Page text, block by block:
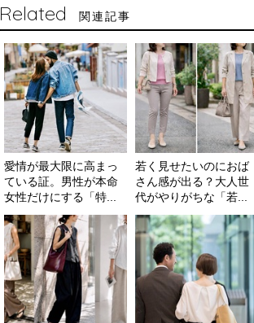
Related 関連記事
愛情が最大限に高まっ
ている証。男性が本命
女性だけにする「特...
若く見せたいのにおば
さん感が出る？大人世
代がやりがちな「若...